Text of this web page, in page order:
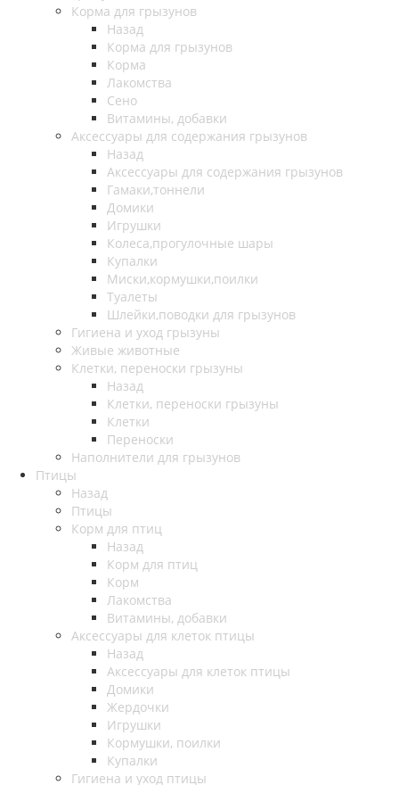
Корма для грызунов
Назад
Корма для грызунов
Корма
Лакомства
Сено
Витамины, добавки
Аксессуары для содержания грызунов
Назад
Аксессуары для содержания грызунов
Гамаки,тоннели
Домики
Игрушки
Колеса,прогулочные шары
Купалки
Миски,кормушки,поилки
Туалеты
Шлейки,поводки для грызунов
Гигиена и уход грызуны
Живые животные
Клетки, переноски грызуны
Назад
Клетки, переноски грызуны
Клетки
Переноски
Наполнители для грызунов
Птицы
Назад
Птицы
Корм для птиц
Назад
Корм для птиц
Корм
Лакомства
Витамины, добавки
Аксессуары для клеток птицы
Назад
Аксессуары для клеток птицы
Домики
Жердочки
Игрушки
Кормушки, поилки
Купалки
Гигиена и уход птицы